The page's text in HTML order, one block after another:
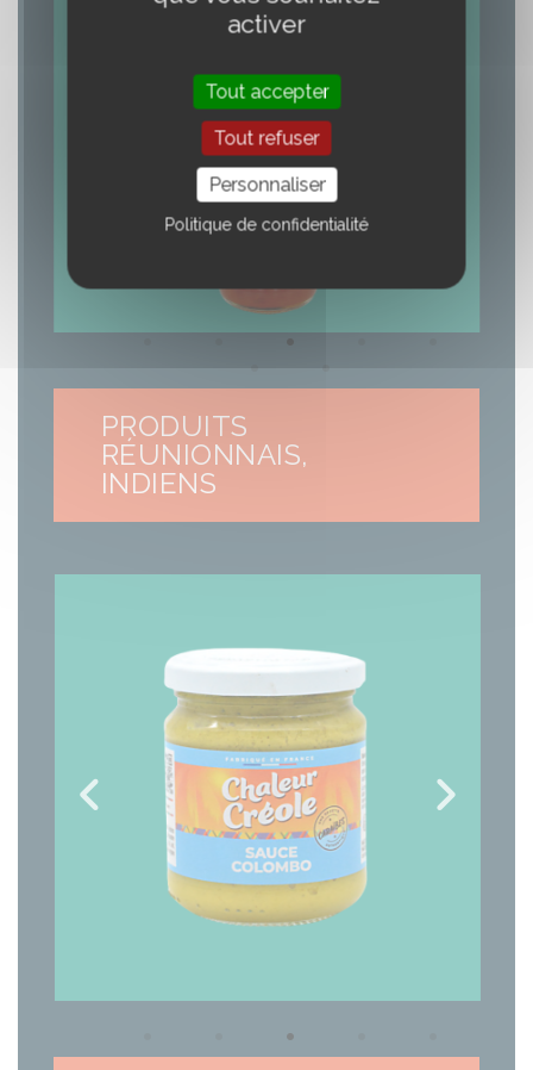
PRODUITS
RÉUNIONNAIS,
INDIENS
activer
Tout accepter
Tout refuser
Personnaliser
Politique de confidentialité